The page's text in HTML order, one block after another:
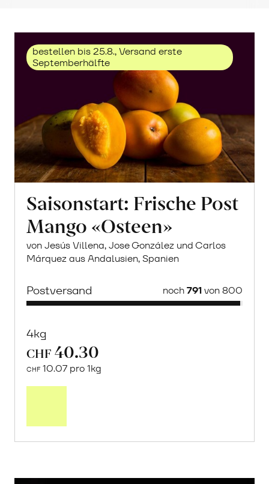
bestellen bis 25.8., Versand erste
Septemberhälfte
Saisonstart: Frische Post
Mango «Osteen»
von Jesús Villena, Jose González und Carlos
Márquez aus Andalusien, Spanien
Postversand noch791von 800
4kg
CHF 40.30
CHF 10.07 pro 1kg
Post